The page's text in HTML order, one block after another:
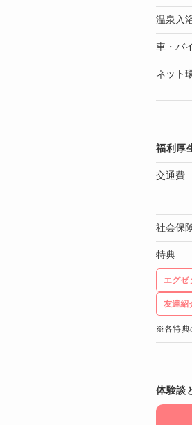
温泉入
車・バ
ネット
福利厚
交通費
社会保
特典
エグゼ
友達紹
※各特典
体験談